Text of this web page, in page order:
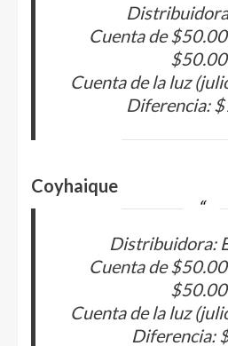
Cuenta de
Cuenta de la luz
Diferencia:
Coyhaique
Distribuidora:
Cuenta de
Cuenta de la luz
Diferencia: